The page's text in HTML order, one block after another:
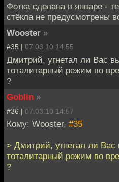
Фотка сделана в январе -
стёкла не предусмотрены
Wooster »
#35 | 07.03.10 14:55
Дмитрий, угнетал ли Вас
тоталитарный режим во
?
Goblin »
#36 | 07.03.10 14:57
Кому: Wooster, #35
> Дмитрий, угнетал ли
тоталитарный режим во
?